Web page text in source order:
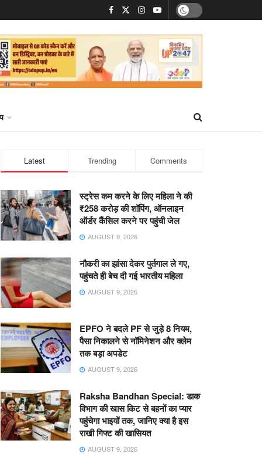
Latest Trending Comments
स्ट्रेस कम करने के लिए महिला ने की
₹258 करोड़ की शॉपिंग, ऑनलाइन
ऑर्डर कैंसिल करने पर पहुंची जेल
AUGUST 9, 2026
नौकरी का झांसा देकर पुर्तगाल ले गए,
पहुंचते ही बेच दी गई भारतीय महिला
AUGUST 9, 2026
EPFO ने बदले PF से जुड़े 8 नियम,
पैसा निकालने से नॉमिनेशन और क्लेम
तक बड़ा अपडेट
AUGUST 9, 2026
Raksha Bandhan Special: डाक
विभाग की खास किट से बहनों का प्यार
पहुंचेगा भाइयों तक, जानिए क्या है इस
राखी गिफ्ट की खासियत
AUGUST 9, 2026